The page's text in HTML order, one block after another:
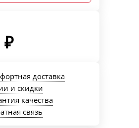
₽
доставка
и скидки
качества
связь